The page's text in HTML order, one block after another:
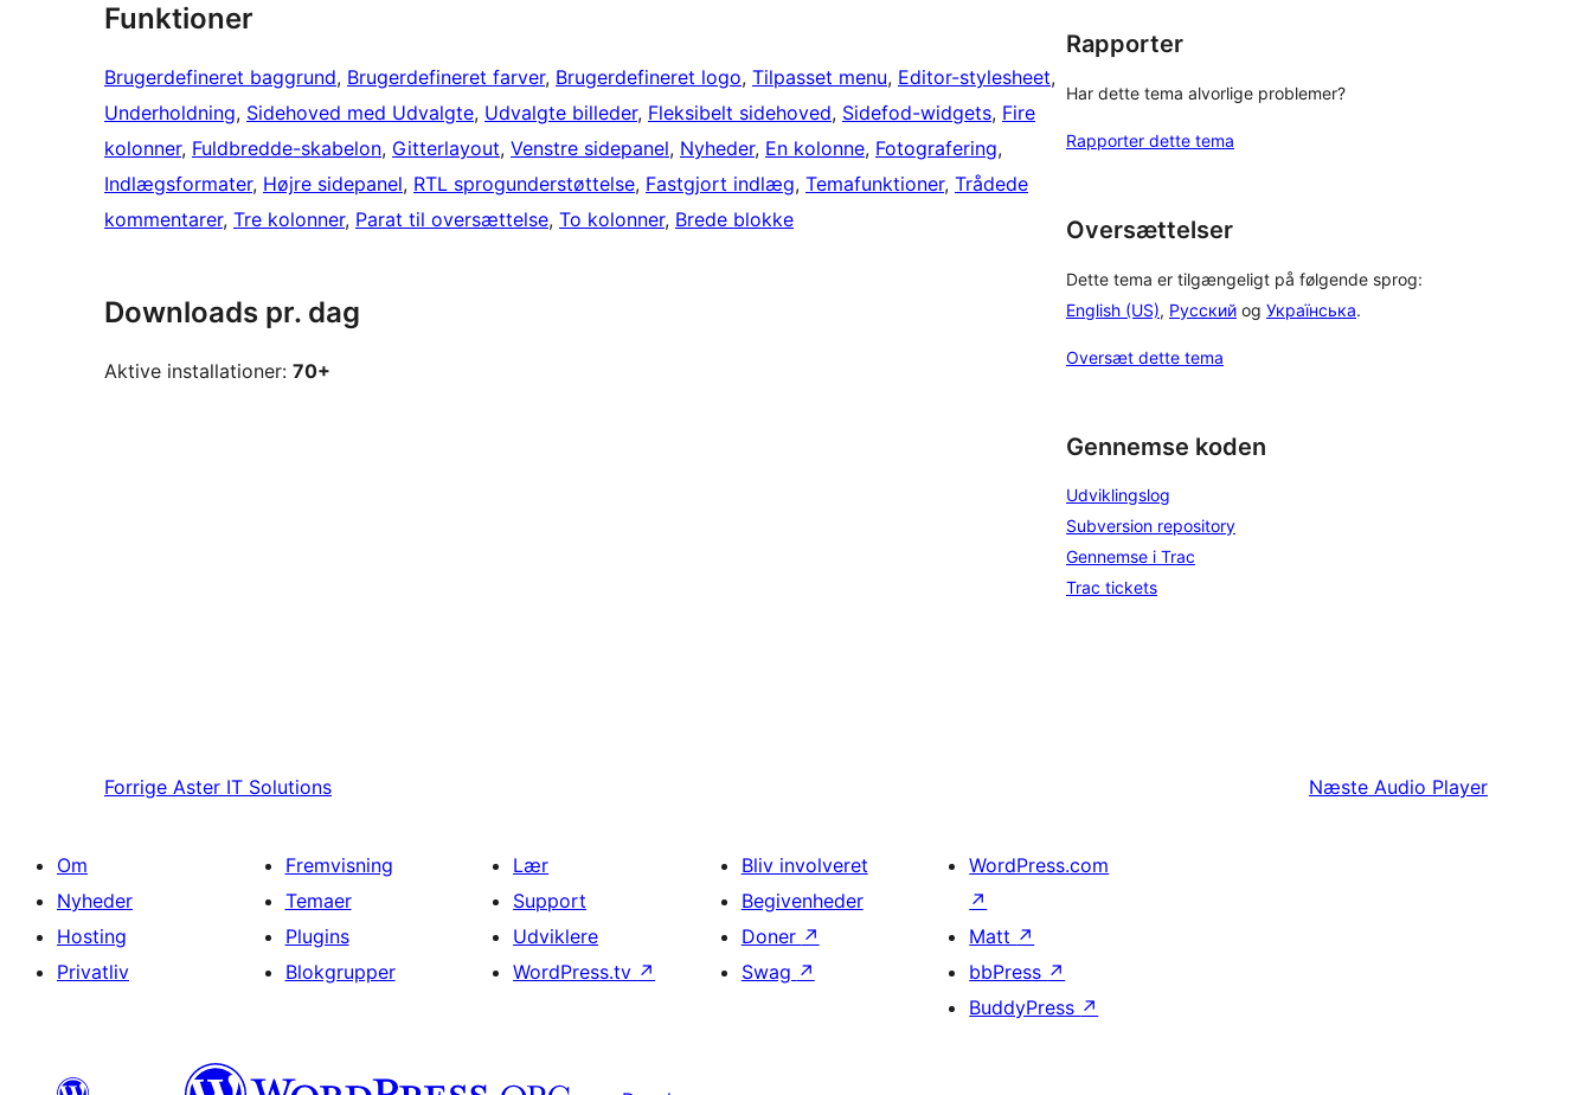
Funktioner
Brugerdefineret baggrund, Brugerdefineret farver, Brugerdefineret logo, Tilpasset menu, Editor-stylesheet
Underholdning, Sidehoved med Udvalgte, Udvalgte billeder, Fleksibelt sidehoved, Sidefod-widgets, Fire
kolonner, Fuldbredde-skabelon, Gitterlayout, Venstre sidepanel, Nyheder, En kolonne, Fotografering
Indlægsformater, Højre sidepanel, RTL sprogunderstøttelse, Fastgjort indlæg, Temafunktioner, Trådede
kommentarer, Tre kolonner, Parat til oversættelse, To kolonner, Brede blokke
Downloads pr. dag
Aktive installationer: 70+
Rapporter
Har dette tema alvorlige problemer?
Rapporter dette tema
Oversættelser
Dette tema er tilgængeligt på følgende sprog:
English (US), Русский og Українська.
Oversæt dette tema
Gennemse koden
Udviklingslog
Subversion repository
Gennemse i Trac
Trac tickets
Forrige Aster IT Solutions Næste Audio Player
Om
Nyheder
Hosting
Privatliv
Fremvisning
Temaer
Plugins
Blokgrupper
Lær
Support
Udviklere
WordPress.tv ↗
Bliv involveret
Begivenheder
Doner ↗
Swag ↗
WordPress.com
↗
Matt ↗
bbPress ↗
BuddyPress ↗